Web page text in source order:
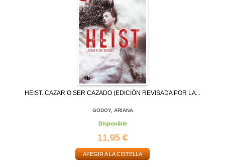
HEIST. CAZAR O SER CAZADO (EDICIÓN REVISADA POR LA...
GODOY, ARIANA
Disponible
11,95 €
AFEGIR A LA CISTELLA